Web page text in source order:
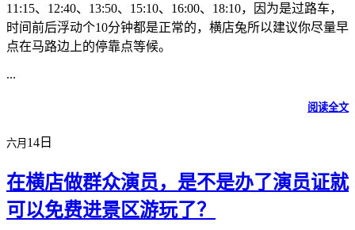
11:15、12:40、13:50、15:10、16:00、18:10，因为是过路车，
时间前后浮动个10分钟都是正常的，横店兔所以建议你尽量早
点在马路边上的停靠点等候。
...
阅读全文
六月 14日
在横店做群众演员，是不是办了演员证就
可以免费进景区游玩了？